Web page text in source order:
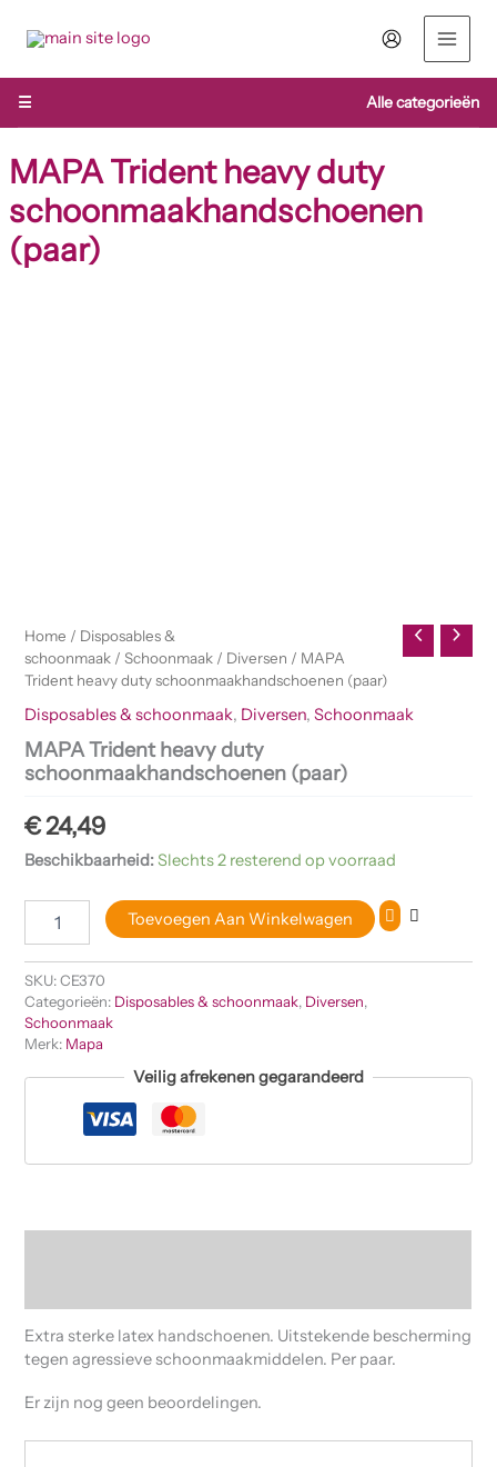
naar
inhoud
☰
Alle categorieën
MAPA Trident heavy duty
schoonmaakhandschoenen
(paar)
Home / Disposables &
schoonmaak /Schoonmaak / Diversen / MAPA
Trident heavy duty schoonmaakhandschoenen (paar)
Disposables & schoonmaak, Diversen,Schoonmaak
MAPA Trident heavy duty
schoonmaakhandschoenen (paar)
€24,49
Beschikbaarheid:Slechts 2 resterend op voorraad
Toevoegen Aan Winkelwagen
SKU:CE370
Categorieën: Disposables & schoonmaak, Diversen,
Schoonmaak
Merk: Mapa
Veilig afrekenen gegarandeerd
Extra sterke latex handschoenen. Uitstekende bescherming
tegen agressieve schoonmaakmiddelen. Per paar.
Er zijn nog geen beoordelingen.